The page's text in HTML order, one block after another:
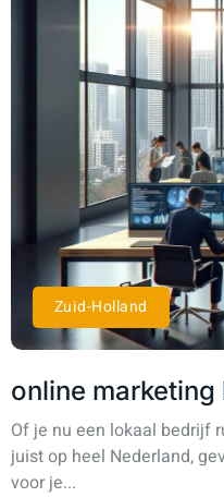
Zuid-Holland
online
Of je nu een lokaal bedrijf
juist op heel Nederland,
voor je...